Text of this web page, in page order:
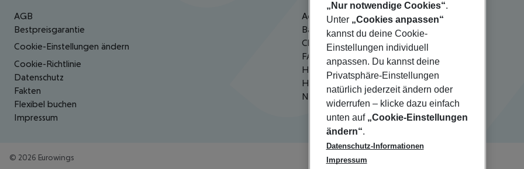
AGB
Bestpreisgarantie
Cookie-Einstellungen ändern
Cookie-Richtlinie
Datenschutz
Fakten
Flexibel buchen
Impressum
Agenturbetreuung
Barrierefreies Reisen
Check-in
FAQ
HanseMerkur Reiseversicherung
Hilfe & Kontakt
Newsletter
© 2026 Eurowings
„Nur notwendige Cookies“.
Unter „Cookies anpassen“
kannst du deine Cookie-
Einstellungen individuell
anpassen. Du kannst deine
Privatsphäre-Einstellungen
natürlich jederzeit ändern oder
widerrufen – klicke dazu einfach
unten auf „Cookie-Einstellungen
ändern“.
Datenschutz-Informationen
Impressum